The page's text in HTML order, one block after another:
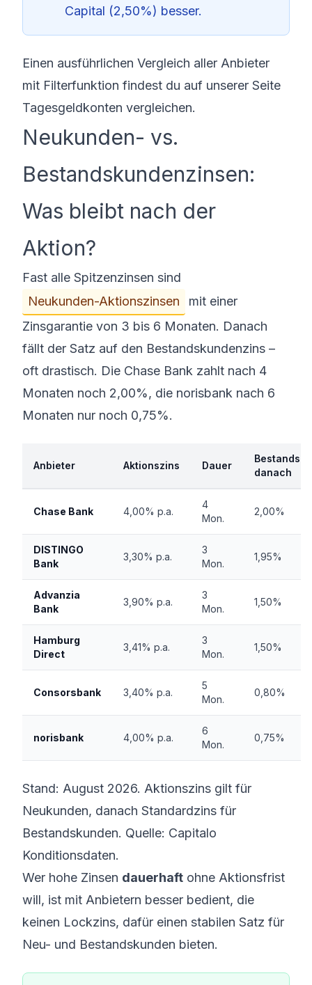
Capital (2,50%) besser.
Einen ausführlichen Vergleich aller Anbieter
mit Filterfunktion findest du auf unserer Seite
Tagesgeldkonten vergleichen.
Neukunden- vs.
Bestandskundenzinsen:
Was bleibt nach der
Aktion?
Fast alle Spitzenzinsen sind
Neukunden-Aktionszinsen
mit einer
Zinsgarantie von 3 bis 6 Monaten. Danach
fällt der Satz auf den Bestandskundenzins –
oft drastisch. Die Chase Bank zahlt nach 4
Monaten noch 2,00%, die norisbank nach 6
Monaten nur noch 0,75%.
Anbieter Aktionszins Dauer
danach
Chase Bank 4,00% p.a.
4
Mon.
2,00%
DISTINGO
Bank
3,30% p.a.
3
Mon.
1,95%
Advanzia
Bank
3,90% p.a.
3
Mon.
1,50%
Hamburg
Direct
3,41% p.a.
3
Mon.
1,50%
Consorsbank 3,40% p.a.
5
Mon.
0,80%
norisbank 4,00% p.a.
6
Mon.
0,75%
Stand: August 2026. Aktionszins gilt für
Neukunden, danach Standardzins für
Bestandskunden. Quelle: Capitalo
Konditionsdaten.
Wer hohe Zinsen dauerhaft ohne Aktionsfrist
will, ist mit Anbietern besser bedient, die
keinen Lockzins, dafür einen stabilen Satz für
Neu- und Bestandskunden bieten.